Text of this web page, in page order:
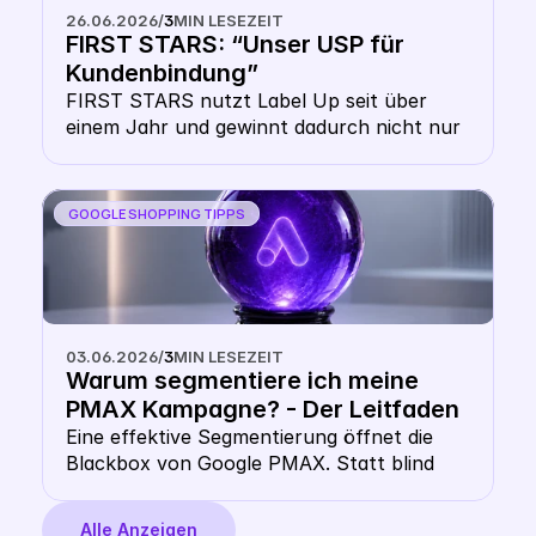
Website-Domain dich schützt und wie du
die Double-CSS-Strategy als Hebel für
mehr Reichweite nutzt.
26.06.2026/3MIN LESEZEIT
FIRST STARS: “Unser USP für
Kundenbindung”
FIRST STARS nutzt Label Up seit über
einem Jahr und gewinnt dadurch nicht nur
Kundenbindung
GOOGLE SHOPPING TIPPS
03.06.2026/3MIN LESEZEIT
Warum segmentiere ich meine
PMAX Kampagne? - Der Leitfaden
für multidimensionale Google
PMAX Segmentierung in 2026
Eine effektive Segmentierung öffnet die
Blackbox von Google PMAX. Statt blind
steuerst du deine Kampagnen über
Alle Anzeigen